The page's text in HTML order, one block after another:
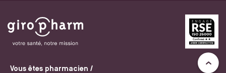
Vous êtes pharmacien /